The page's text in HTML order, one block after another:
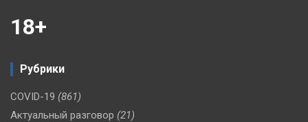
18+
Рубрики
COVID-19 (861)
Актуальный разговор (21)